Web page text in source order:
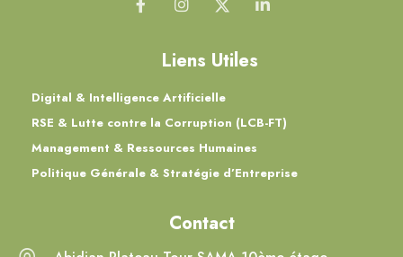
Liens Utiles
Digital & Intelligence Artificielle
RSE & Lutte contre la Corruption (LCB-FT)
Management & Ressources Humaines
Politique Générale & Stratégie d’Entreprise
Contact